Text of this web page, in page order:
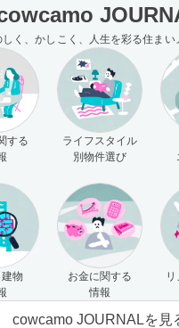
しく、かしこく、人生を彩る住まい
する
ライフスタイル
別物件選び
物
お金に関する
情報
cowcamo JOURNALを見